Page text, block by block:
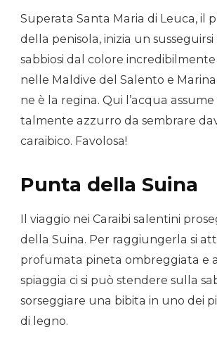
Superata Santa Maria di Leuca, il
della penisola, inizia un susseguirsi
sabbiosi dal colore incredibilmente
nelle Maldive del Salento e
ne è la regina. Qui l’acqua
talmente azzurro da sembrare
caraibico. Favolosa!
Punta della Suina
Il viaggio nei Caraibi salentini
della Suina. Per raggiungerla si
profumata pineta ombreggiata e
spiaggia ci si può stendere sulla
sorseggiare una bibita in uno dei
di legno.